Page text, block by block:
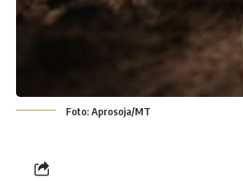
Foto: Aprosoja/MT